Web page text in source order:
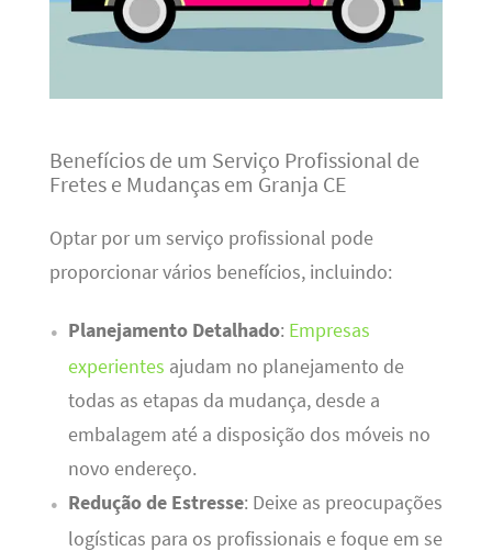
Benefícios de um Serviço Profissional de
Fretes e Mudanças em Granja CE
Optar por um serviço profissional pode
proporcionar vários benefícios, incluindo:
Planejamento Detalhado: Empresas
experientes ajudam no planejamento de
todas as etapas da mudança, desde a
embalagem até a disposição dos móveis no
novo endereço.
Redução de Estresse: Deixe as preocupações
logísticas para os profissionais e foque em se